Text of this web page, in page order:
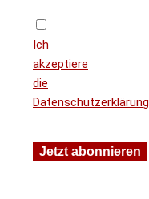
Ich
akzeptiere
die
Datenschutzerklärung